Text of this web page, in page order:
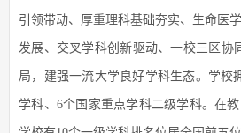
引领带动、厚重理科基础夯实、生命医
发展、交叉学科创新驱动、一校三区协
局，建强一流大学良好学科生态。学校
学科、6个国家重点学科二级学科。在教